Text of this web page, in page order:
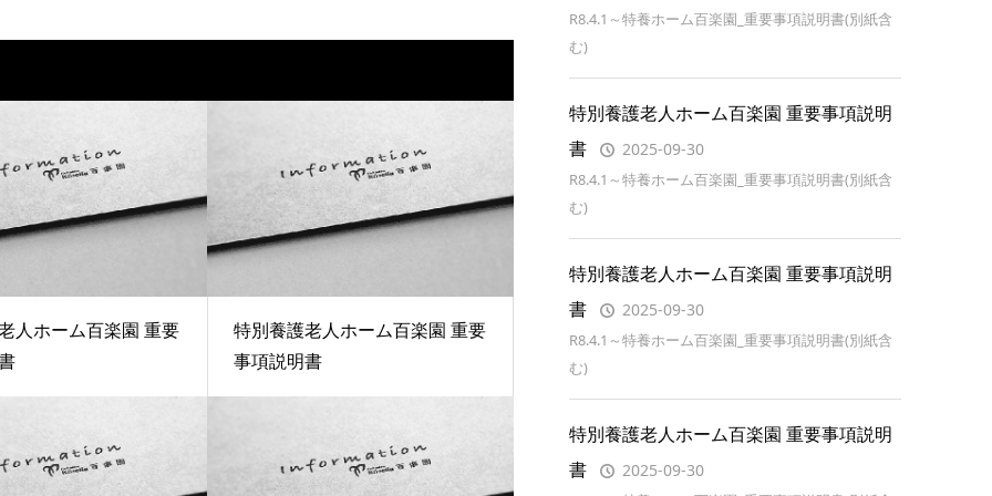
人ホーム百楽園 重要
特別養護老人ホーム百楽園 重要
事項説明書
R8.4.1～特養ホーム百楽園_重要事項説明書(別紙含
む)
特別養護老人ホーム百楽園 重要事項説明
書
2025-09-30
R8.4.1～特養ホーム百楽園_重要事項説明書(別紙含
む)
特別養護老人ホーム百楽園 重要事項説明
書
2025-09-30
R8.4.1～特養ホーム百楽園_重要事項説明書(別紙含
む)
特別養護老人ホーム百楽園 重要事項説明
書
2025-09-30